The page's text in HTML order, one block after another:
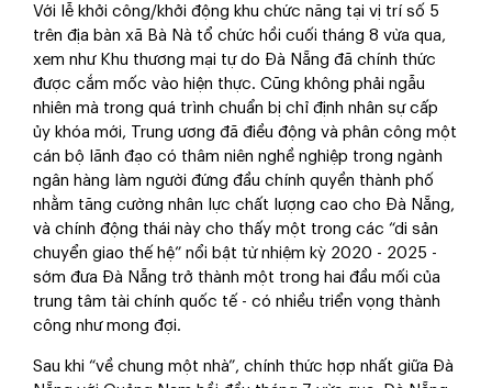
Với lễ khởi công/khởi động khu chức năng tại vị trí số 5
trên địa bàn xã Bà Nà tổ chức hồi cuối tháng 8 vừa qua,
xem như Khu thương mại tự do Đà Nẵng đã chính thức
được cắm mốc vào hiện thực. Cũng không phải ngẫu
nhiên mà trong quá trình chuẩn bị chỉ định nhân sự cấp
ủy khóa mới, Trung ương đã điều động và phân công một
cán bộ lãnh đạo có thâm niên nghề nghiệp trong ngành
ngân hàng làm người đứng đầu chính quyền thành phố
nhằm tăng cường nhân lực chất lượng cao cho Đà Nẵng,
và chính động thái này cho thấy một trong các “di sản
chuyển giao thế hệ” nổi bật từ nhiệm kỳ 2020 - 2025 -
sớm đưa Đà Nẵng trở thành một trong hai đầu mối của
trung tâm tài chính quốc tế - có nhiều triển vọng thành
công như mong đợi.
Sau khi “về chung một nhà”, chính thức hợp nhất giữa Đà